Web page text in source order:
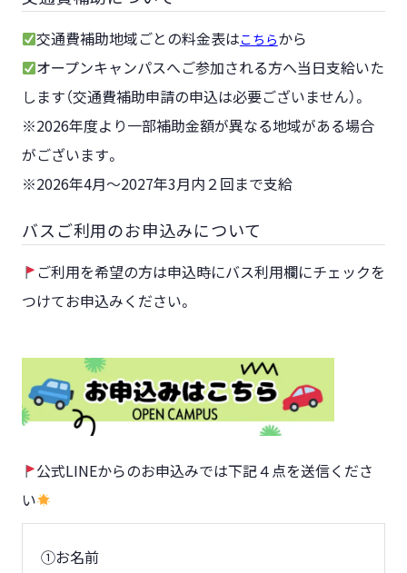
交通費補助地域ごとの料金表はこちらから
オープンキャンパスへご参加される方へ当日支給いた
します（交通費補助申請の申込は必要ございません）。
※2026年度より一部補助金額が異なる地域がある場合
がございます。
※2026年4月～2027年3月内２回まで支給
バスご利用のお申込みについて
ご利用を希望の方は申込時にバス利用欄にチェックを
つけてお申込みください。
公式LINEからのお申込みでは下記４点を送信くださ
い
①お名前